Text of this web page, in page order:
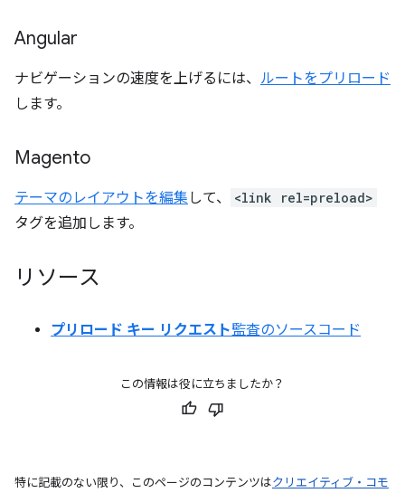
Angular
ナビゲーションの速度を上げるには、 ルートをプリロード
します。
Magento
テーマのレイアウトを編集 して、 <link rel=preload>
タグを追加します。
リソース
プリロード キー リクエスト監査のソースコード
この情報は役に立ちましたか？
特に記載のない限り、このページのコンテンツはクリエイティブ・コモ